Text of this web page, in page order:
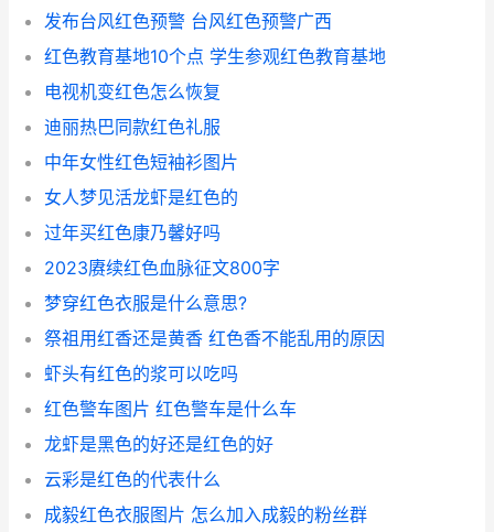
发布台风红色预警 台风红色预警广西
红色教育基地10个点 学生参观红色教育基地
电视机变红色怎么恢复
迪丽热巴同款红色礼服
中年女性红色短袖衫图片
女人梦见活龙虾是红色的
过年买红色康乃馨好吗
2023赓续红色血脉征文800字
梦穿红色衣服是什么意思?
祭祖用红香还是黄香 红色香不能乱用的原因
虾头有红色的浆可以吃吗
红色警车图片 红色警车是什么车
龙虾是黑色的好还是红色的好
云彩是红色的代表什么
成毅红色衣服图片 怎么加入成毅的粉丝群